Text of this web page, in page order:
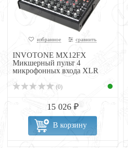
избранное сравнить
INVOTONE MX12FX
Микшерный пульт 4
микрофонных входа XLR
(0)
15 026 ₽
В корзину